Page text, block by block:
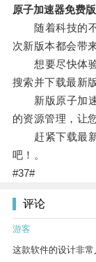
原子加速器免费版
随着科技的不
次新版本都会带
想要尽快体验
搜索并下载最新
新版原子加速
的资源管理，让
赶紧下载最新
吧！。
#37#
评论
游客
这款软件的设计非常